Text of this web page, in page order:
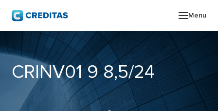
Menu
CRINV01 9 8,5/24